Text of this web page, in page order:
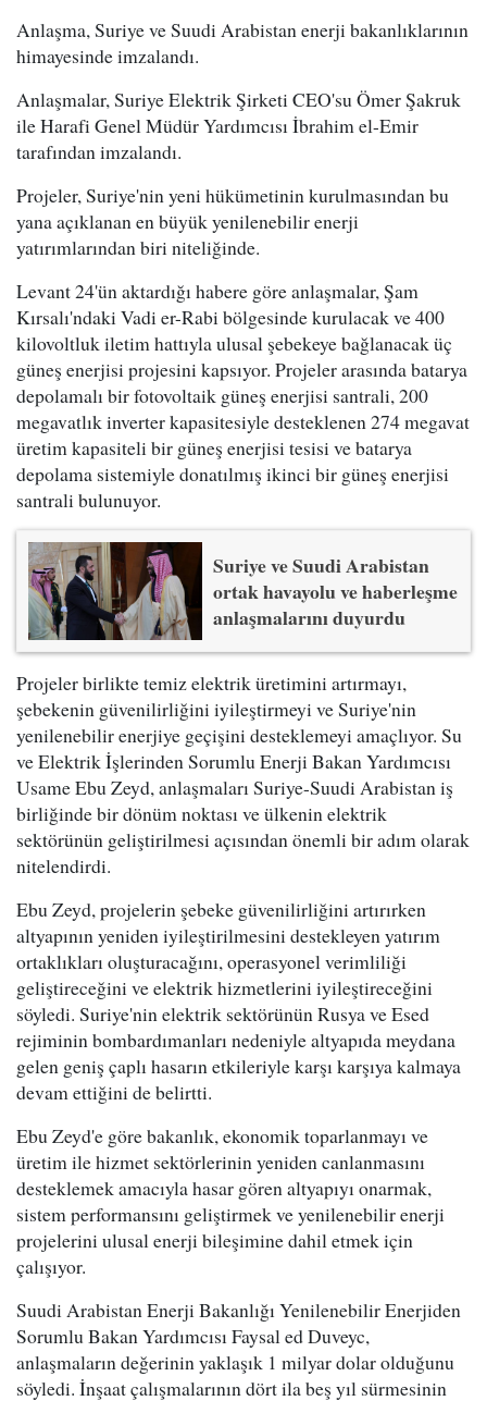
Anlaşma, Suriye ve Suudi Arabistan enerji bakanlıklarının
himayesinde imzalandı.
Anlaşmalar, Suriye Elektrik Şirketi CEO'su Ömer Şakruk
ile Harafi Genel Müdür Yardımcısı İbrahim el-Emir
tarafından imzalandı.
Projeler, Suriye'nin yeni hükümetinin kurulmasından bu
yana açıklanan en büyük yenilenebilir enerji
yatırımlarından biri niteliğinde.
Levant 24'ün aktardığı habere göre anlaşmalar, Şam
Kırsalı'ndaki Vadi er-Rabi bölgesinde kurulacak ve 400
kilovoltluk iletim hattıyla ulusal şebekeye bağlanacak üç
güneş enerjisi projesini kapsıyor. Projeler arasında batarya
depolamalı bir fotovoltaik güneş enerjisi santrali, 200
megavatlık inverter kapasitesiyle desteklenen 274 megavat
üretim kapasiteli bir güneş enerjisi tesisi ve batarya
depolama sistemiyle donatılmış ikinci bir güneş enerjisi
santrali bulunuyor.
Suriye ve Suudi Arabistan
ortak havayolu ve haberleşme
anlaşmalarını duyurdu
Projeler birlikte temiz elektrik üretimini artırmayı,
şebekenin güvenilirliğini iyileştirmeyi ve Suriye'nin
yenilenebilir enerjiye geçişini desteklemeyi amaçlıyor. Su
ve Elektrik İşlerinden Sorumlu Enerji Bakan Yardımcısı
Usame Ebu Zeyd, anlaşmaları Suriye-Suudi Arabistan iş
birliğinde bir dönüm noktası ve ülkenin elektrik
sektörünün geliştirilmesi açısından önemli bir adım olarak
nitelendirdi.
Ebu Zeyd, projelerin şebeke güvenilirliğini artırırken
altyapının yeniden iyileştirilmesini destekleyen yatırım
ortaklıkları oluşturacağını, operasyonel verimliliği
geliştireceğini ve elektrik hizmetlerini iyileştireceğini
söyledi. Suriye'nin elektrik sektörünün Rusya ve Esed
rejiminin bombardımanları nedeniyle altyapıda meydana
gelen geniş çaplı hasarın etkileriyle karşı karşıya kalmaya
devam ettiğini de belirtti.
Ebu Zeyd'e göre bakanlık, ekonomik toparlanmayı ve
üretim ile hizmet sektörlerinin yeniden canlanmasını
desteklemek amacıyla hasar gören altyapıyı onarmak,
sistem performansını geliştirmek ve yenilenebilir enerji
projelerini ulusal enerji bileşimine dahil etmek için
çalışıyor.
Suudi Arabistan Enerji Bakanlığı Yenilenebilir Enerjiden
Sorumlu Bakan Yardımcısı Faysal ed Duveyc,
anlaşmaların değerinin yaklaşık 1 milyar dolar olduğunu
söyledi. İnşaat çalışmalarının dört ila beş yıl sürmesinin